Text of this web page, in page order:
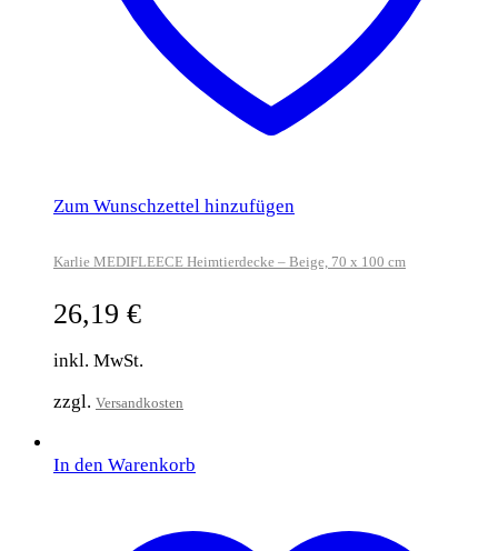
Zum Wunschzettel hinzufügen
Karlie MEDIFLEECE Heimtierdecke – Beige, 70 x 100 cm
26,19 €
inkl. MwSt.
zzgl. Versandkosten
In den Warenkorb